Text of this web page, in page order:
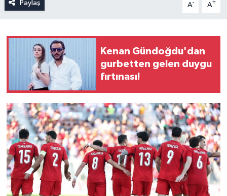
Paylaş A- A+
Kenan Gündoğdu'dan
gurbetten gelen duygu
fırtınası!